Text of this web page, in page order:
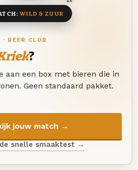
· BEER CLUB
?
aan een box met bieren die in
Geen standaard pakket.
jouw match →
snelle smaaktest →
WILD & ZUUR